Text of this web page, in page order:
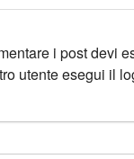
i post devi
utente esegui il